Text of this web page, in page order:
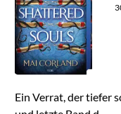
Ein Verrat, der tiefer